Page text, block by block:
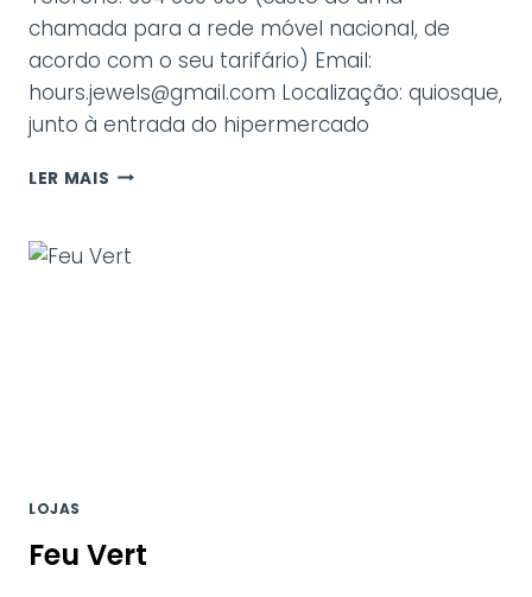
chamada para a rede móvel nacional, de
acordo com o seu tarifário) Email:
hours.jewels@gmail.com Localização: quiosque,
junto à entrada do hipermercado
LER MAIS EVANDRO
LOJAS
Feu Vert